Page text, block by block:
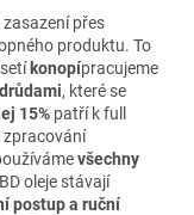
přes
produktu. To
konopípracujeme
, které se
15% patří k full
zpracování
všechny
oleje stávají
postup a ruční